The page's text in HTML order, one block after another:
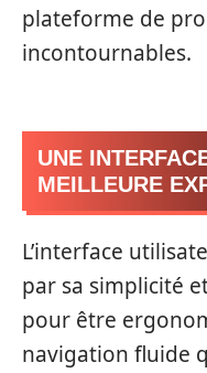
plateforme de
incontournables.
UNE
MEILLEURE
L’interface
par sa simplicité
pour être
navigation fluide